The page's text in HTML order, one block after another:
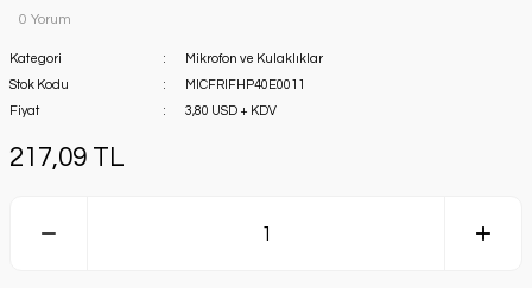
0 Yorum
Kategori
Mikrofon ve Kulaklıklar
Stok Kodu
MICFRIFHP40E0011
Fiyat
3,80 USD + KDV
217,09 TL